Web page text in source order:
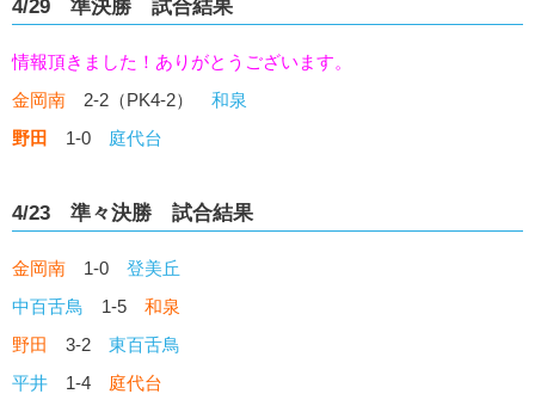
4/29 準決勝 試合結果
情報頂きました！ありがとうございます。
金岡南 2-2（PK4-2） 和泉
野田
1-0 庭代台
4/23 準々決勝 試合結果
金岡南 1-0 登美丘
中百舌鳥 1-5 和泉
野田
3-2 東百舌鳥
平井 1-4 庭代台